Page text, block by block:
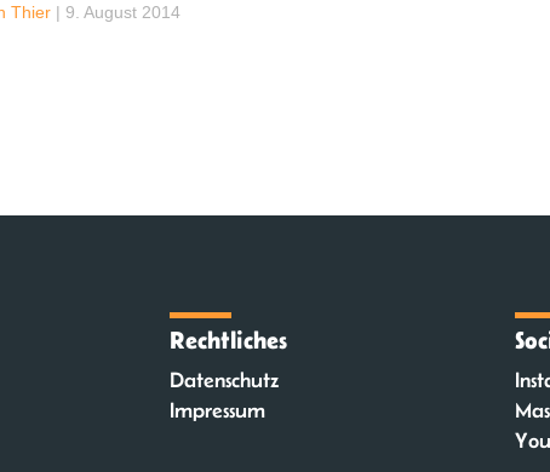
Thier | 9. August 2014
Rechtliches
Datenschutz
Impressum